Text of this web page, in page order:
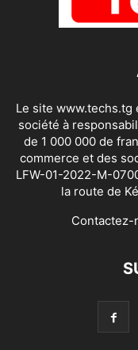
Le site www.techs.tg
société à
de 1 000 000 de
commerce et des
LFW-01-2022-M-
la route de
Contactez-